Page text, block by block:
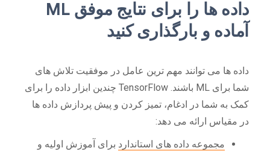
داده ها را برای نتایج موفق ML
آماده و بارگذاری کنید
داده ها می توانند مهم ترین عامل در موفقیت تلاش های
شما برای ML باشند. TensorFlow چندین ابزار داده را برای
کمک به شما در ادغام، تمیز کردن و پیش پردازش داده ها
در مقیاس ارائه می دهد:
مجموعه داده های استاندارد برای آموزش اولیه و